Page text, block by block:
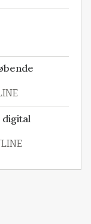
digital